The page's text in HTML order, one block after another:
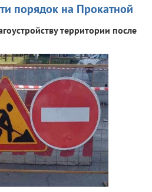
порядок на Прокатной
территории после